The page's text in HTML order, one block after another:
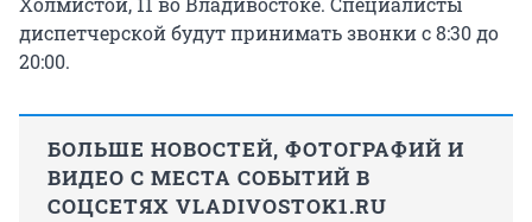
диспетчерской будут принимать звонки с 8:30 до
20:00.
БОЛЬШЕ НОВОСТЕЙ, ФОТОГРАФИЙ И
ВИДЕО С МЕСТА СОБЫТИЙ В
СОЦСЕТЯХ VLADIVOSTOK1.RU